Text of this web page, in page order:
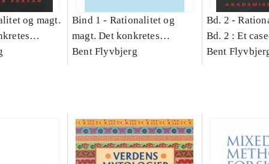
og magt.
Bind 1 - Rationalitet og
magt. Det konkretes
videnskab. Bind 1
Bent Flyvbjerg
Bd. 2 -
Bd. 2 : Et
studie af
Bent